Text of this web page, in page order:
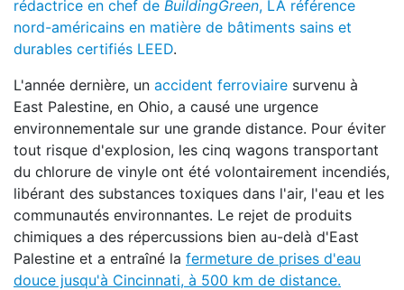
rédactrice en chef de BuildingGreen, LA référence
nord-américains en matière de bâtiments sains et
durables certifiés LEED.
L'année dernière, un accident ferroviaire survenu à
East Palestine, en Ohio, a causé une urgence
environnementale sur une grande distance. Pour éviter
tout risque d'explosion, les cinq wagons transportant
du chlorure de vinyle ont été volontairement incendiés,
libérant des substances toxiques dans l'air, l'eau et les
communautés environnantes. Le rejet de produits
chimiques a des répercussions bien au-delà d'East
Palestine et a entraîné la fermeture de prises d'eau
douce jusqu'à Cincinnati, à 500 km de distance.